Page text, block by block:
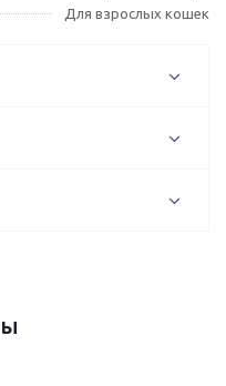
Для взрослых кошек